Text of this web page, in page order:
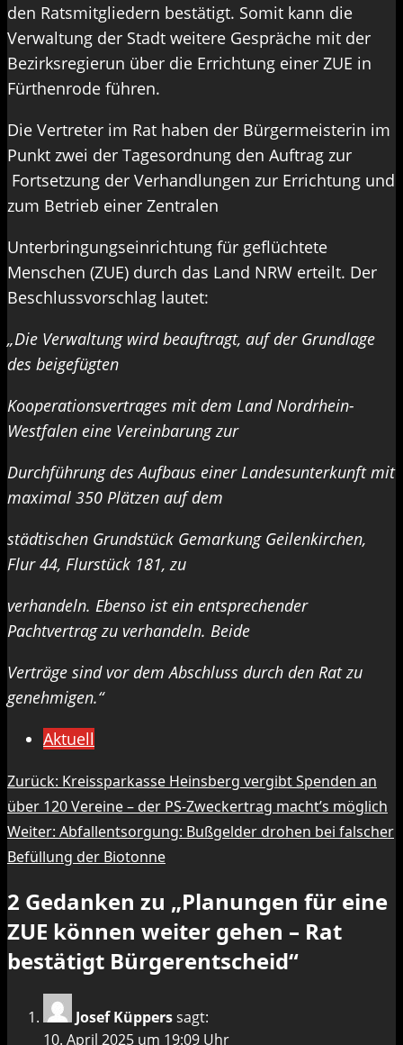
den Ratsmitgliedern bestätigt. Somit kann die
Verwaltung der Stadt weitere Gespräche mit der
Bezirksregierun über die Errichtung einer ZUE in
Fürthenrode führen.
Die Vertreter im Rat haben der Bürgermeisterin im
Punkt zwei der Tagesordnung den Auftrag zur
Fortsetzung der Verhandlungen zur Errichtung und
zum Betrieb einer Zentralen
Unterbringungseinrichtung für geflüchtete
Menschen (ZUE) durch das Land NRW erteilt. Der
Beschlussvorschlag lautet:
„Die Verwaltung wird beauftragt, auf der Grundlage
des beigefügten
Kooperationsvertrages mit dem Land Nordrhein-
Westfalen eine Vereinbarung zur
Durchführungdes Aufbaus einer Landesunterkunft mit
maximal 350 Plätzen auf dem
städtischen Grundstück Gemarkung Geilenkirchen,
Flur 44, Flurstück 181, zu
verhandeln. Ebenso ist ein entsprechender
Pachtvertrag zu verhandeln. Beide
Verträge sind vor dem Abschluss durch den Rat zu
genehmigen.“
Aktuell
Beitragsnavigation
Zurück: Kreissparkasse Heinsberg vergibt Spenden an
über 120 Vereine – der PS-Zweckertrag macht’s möglich
Weiter: Abfallentsorgung: Bußgelder drohen bei falscher
Befüllung der Biotonne
2 Gedanken zu „Planungen für eine
ZUE können weiter gehen – Rat
bestätigt Bürgerentscheid“
Josef Küpperssagt:
10. April 2025 um 19:09 Uhr